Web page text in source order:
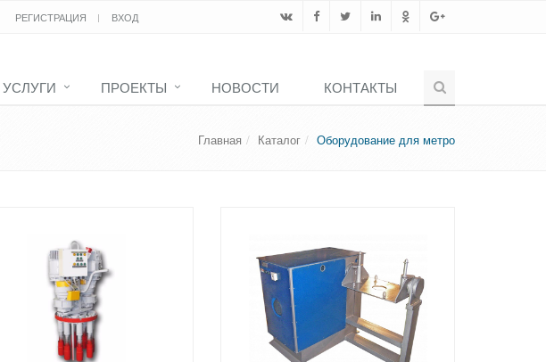
РЕГИСТРАЦИЯ ВХОД
УСЛУГИ ПРОЕКТЫ НОВОСТИ КОНТАКТЫ
Главная Каталог Оборудование для метро